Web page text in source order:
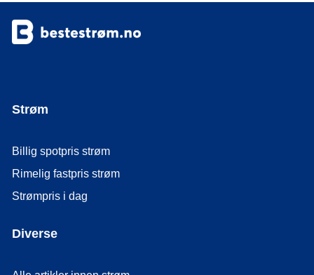
Strøm
Billig spotpris strøm
Rimelig fastpris strøm
Strømpris i dag
Diverse